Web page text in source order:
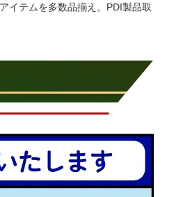
イテムを多数品揃え。PDI製品取